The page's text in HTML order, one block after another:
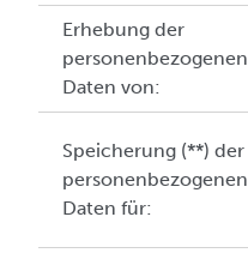
Erhebung der
personenbezogenen
Daten von:
Speicherung (**) der
personenbezogenen
Daten für: